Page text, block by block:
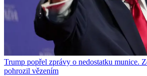
Trump popřel zprávy o nedostatku munice.
pohrozil vězením